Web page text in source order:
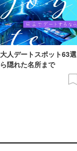
人デートスポット63選
隠れた名所まで